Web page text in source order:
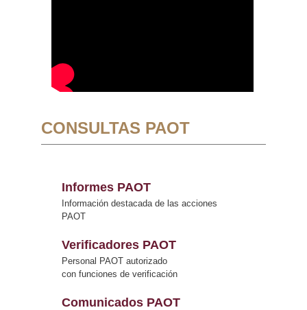
CONSULTAS PAOT
Informes PAOT
Información destacada de las acciones
PAOT
Verificadores PAOT
Personal PAOT autorizado
con funciones de verificación
Comunicados PAOT